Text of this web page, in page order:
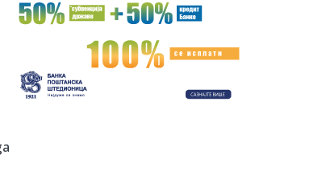
22:33:Obećanje Peugeota da će do 2030. izbaciti benzince iz
ponude vi...
Skandalozno ponašanje: Profesor blokader napao
22:25:BOLOMBOJ PRED NOVIM IZAZOVOM: Španski klub želi
izgoreo na auto-p...